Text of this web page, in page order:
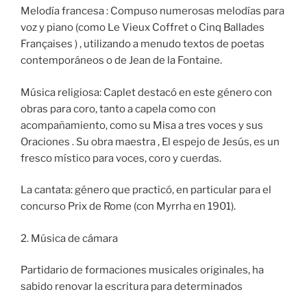
Melodía francesa : Compuso numerosas melodías para
voz y piano (como Le Vieux Coffret o Cinq Ballades
Françaises ) , utilizando a menudo textos de poetas
contemporáneos o de Jean de la Fontaine.
Música religiosa: Caplet destacó en este género con
obras para coro, tanto a capela como con
acompañamiento, como su Misa a tres voces y sus
Oraciones . Su obra maestra , El espejo de Jesús, es un
fresco místico para voces, coro y cuerdas.
La cantata: género que practicó, en particular para el
concurso Prix de Rome (con Myrrha en 1901).
2. Música de cámara
Partidario de formaciones musicales originales, ha
sabido renovar la escritura para determinados